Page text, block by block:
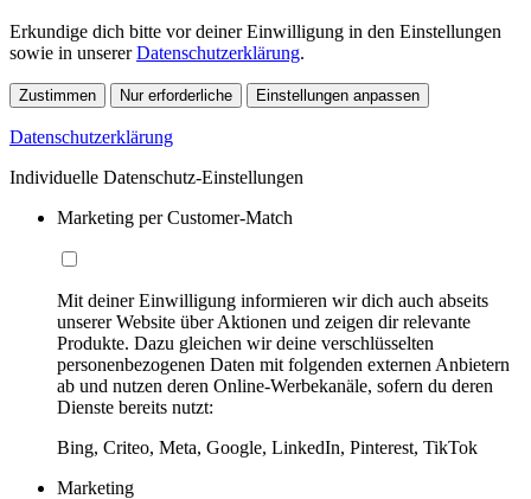
Erkundige dich bitte vor deiner Einwilligung in den Einstellungen
sowie in unsererDatenschutzerklärung.
Zustimmen Nur erforderliche Einstellungen anpassen
Datenschutzerklärung
Individuelle Datenschutz-Einstellungen
Marketing per Customer-Match
Mit deiner Einwilligung informieren wir dich auch abseits
unserer Website über Aktionen und zeigen dir relevante
Produkte. Dazu gleichen wir deine verschlüsselten
personenbezogenen Daten mit folgenden externen Anbietern
ab und nutzen deren Online-Werbekanäle, sofern du deren
Dienste bereits nutzt:
Bing, Criteo, Meta, Google, LinkedIn, Pinterest, TikTok
Marketing